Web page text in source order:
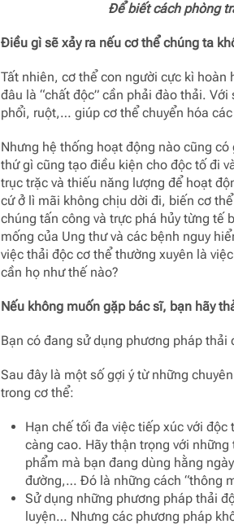
Để biết cách phòng
Điều gì sẽ xảy ra nếu cơ thểchúng ta
Tất nhiên, cơ thể con người cực kì
đâu là “chất độc” cần phải đào thải.
phổi, ruột,… giúp cơ thể chuyển hóa
Nhưng hệ thống hoạt động nào cũng
thứ gì cũng tạo điều kiện cho độc tố đi
trục trặc và thiếu năng lượng để hoạt
cứ ở lì mãi không chịu dời đi, biến cơ
chúng tấn công và trực phá hủy từng tế
mống của Ung thư và các bệnh nguy
việc thải độc cơ thể thường xuyên là
cần họ như thế nào?
Nếu không muốn gặp bác sĩ, bạn hãy
Bạn có đang sử dụng phương pháp
Sau đây là một số gợi ý từ những
trong cơ thể:
Hạn chế tối đa việc tiếp xúc với
càng cao. Hãy thận trọng với
phẩm mà bạn đang dùng hằng
đường,… Đó là những cách “thông
Sử dụng những phương pháp thải
luyện… Nhưng các phương pháp